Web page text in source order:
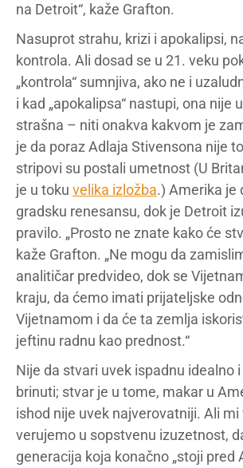
na Detroit“, kaže Grafton.
Nasuprot strahu, krizi i apokalipsi,
kontrola. Ali dosad se u 21. veku
„kontrola“ sumnjiva, ako ne i
i kad „apokalipsa“ nastupi, ona nije
strašna – niti onakva kakvom je
je da poraz Adlaja Stivensona nije
stripovi su postali umetnost (U
je u toku velika izložba.) Amerika je
gradsku renesansu, dok je Detroit
pravilo. „Prosto ne znate kako će
kaže Grafton. „Ne mogu da
analitičar predvideo, dok se
kraju, da ćemo imati prijateljske
Vijetnamom i da će ta zemlja
jeftinu radnu kao prednost.“
Nije da stvari uvek ispadnu idealno
brinuti; stvar je u tome, makar u
ishod nije uvek najverovatniji. Ali mi
verujemo u sopstvenu izuzetnost,
generacija koja konačno „stoji pred